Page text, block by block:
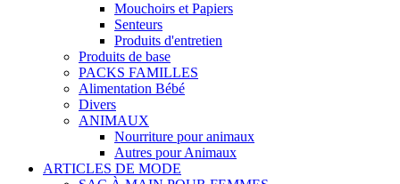
Mouchoirs et Papiers
Senteurs
Produits d'entretien
Produits de base
PACKS FAMILLES
Alimentation Bébé
Divers
ANIMAUX
Nourriture pour animaux
Autres pour Animaux
ARTICLES DE MODE